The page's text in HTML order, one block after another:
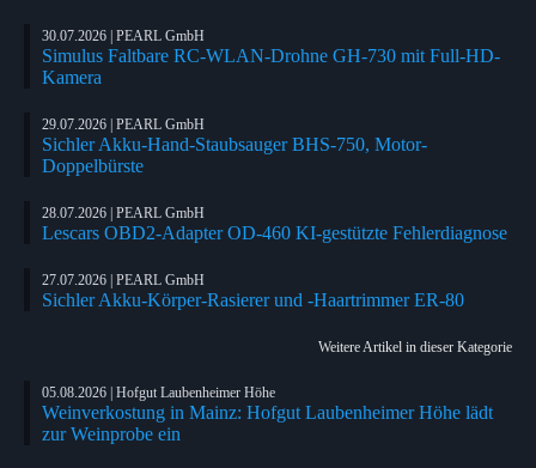
30.07.2026 | PEARL GmbH
Simulus Faltbare RC-WLAN-Drohne GH-730 mit Full-HD-
Kamera
29.07.2026 | PEARL GmbH
Sichler Akku-Hand-Staubsauger BHS-750, Motor-
Doppelbürste
28.07.2026 | PEARL GmbH
Lescars OBD2-Adapter OD-460 KI-gestützte Fehlerdiagnose
27.07.2026 | PEARL GmbH
Sichler Akku-Körper-Rasierer und -Haartrimmer ER-80
Weitere Artikel in dieser Kategorie
05.08.2026 | Hofgut Laubenheimer Höhe
Weinverkostung in Mainz: Hofgut Laubenheimer Höhe lädt
zur Weinprobe ein